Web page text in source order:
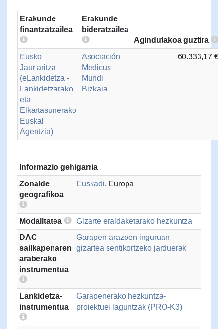
Erakunde
finantzatzailea
Erakunde
bideratzailea
Agindutakoa guztira
Eusko
Jaurlaritza
(eLankidetza -
Lankidetzarako
eta
Elkartasunerako
Euskal
Agentzia)
Asociación
Medicus
Mundi
Bizkaia
60.333,17 €
Informazio gehigarria
Zonalde
geografikoa
Euskadi, Europa
Modalitatea
Gizarte eraldaketarako hezkuntza
DAC
sailkapenaren
araberako
instrumentua
Garapen-arazoen inguruan
gizartea sentikortzeko jarduerak
Lankidetza-
instrumentua
Garapenerako hezkuntza-
proiektuei laguntzak (PRO-K3)